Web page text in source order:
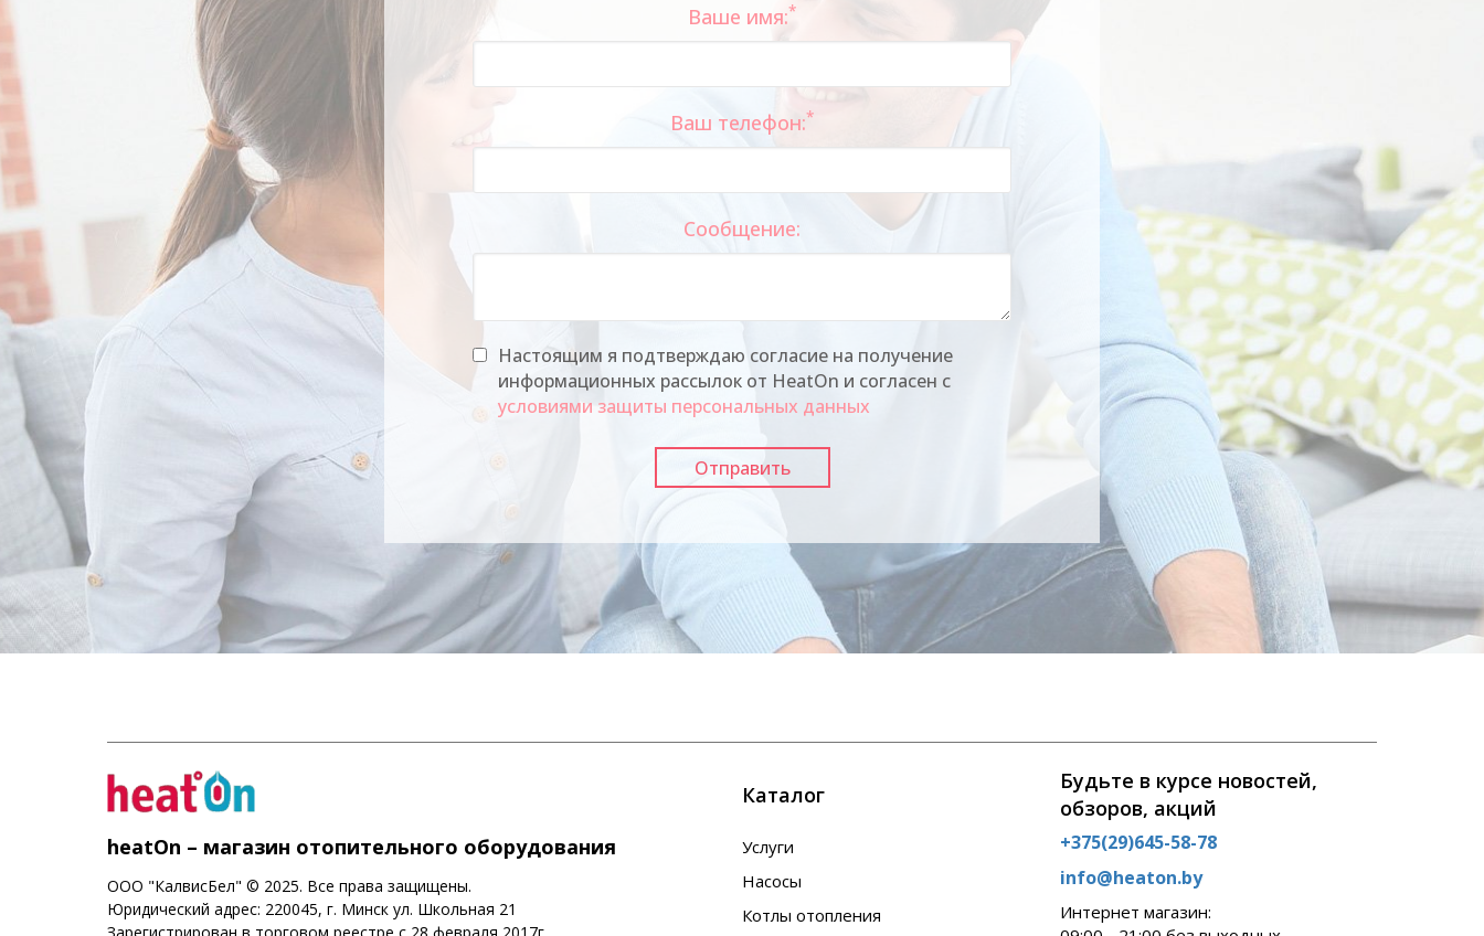
Ваше имя:*
Ваш телефон:*
Сообщение:
Настоящим я подтверждаю согласие на получение
информационных рассылок от HeatOn и согласен с
условиями защиты персональных данных
heatOn – магазин отопительного оборудования
ООО "КалвисБел" © 2025. Все права защищены.
Юридический адрес: 220045, г. Минск ул. Школьная 21
Каталог
Услуги
Насосы
Котлы отопления
Будьте в курсе новостей,
обзоров, акций
+375(29)645-58-78
info@heaton.by
Интернет магазин: